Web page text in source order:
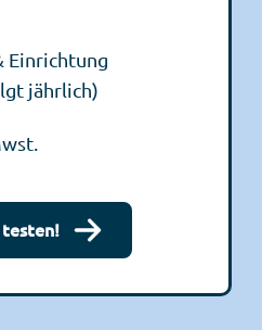
Einrichtung
jährlich)